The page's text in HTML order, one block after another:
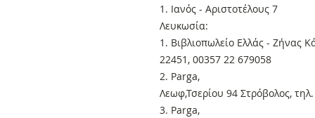
1. Ιανός - Αριστοτέλους 7
Λευκωσία:
1. Βιβλιοπωλείο Ελλάς - Ζήνας
22451, 00357 22 679058
2. Parga,
Λεωφ,Τσερίου 94 Στρόβολος,
3. Parga,